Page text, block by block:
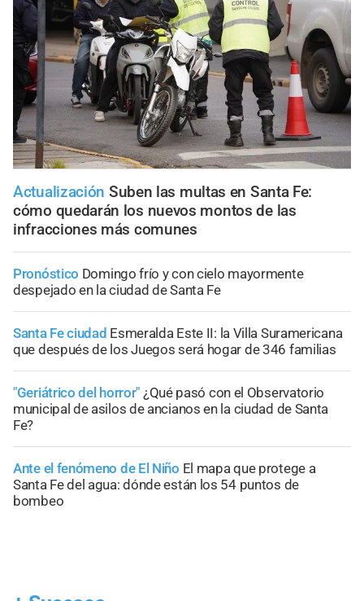
Actualización Suben las multas en Santa Fe:
cómo quedarán los nuevos montos de las
infracciones más comunes
Pronóstico Domingo frío y con cielo mayormente
despejado en la ciudad de Santa Fe
Santa Fe ciudad Esmeralda Este II: la Villa Suramericana
que después de los Juegos será hogar de 346 familias
"Geriátrico del horror" ¿Qué pasó con el Observatorio
municipal de asilos de ancianos en la ciudad de Santa
Fe?
Ante el fenómeno de El Niño El mapa que protege a
Santa Fe del agua: dónde están los 54 puntos de
bombeo